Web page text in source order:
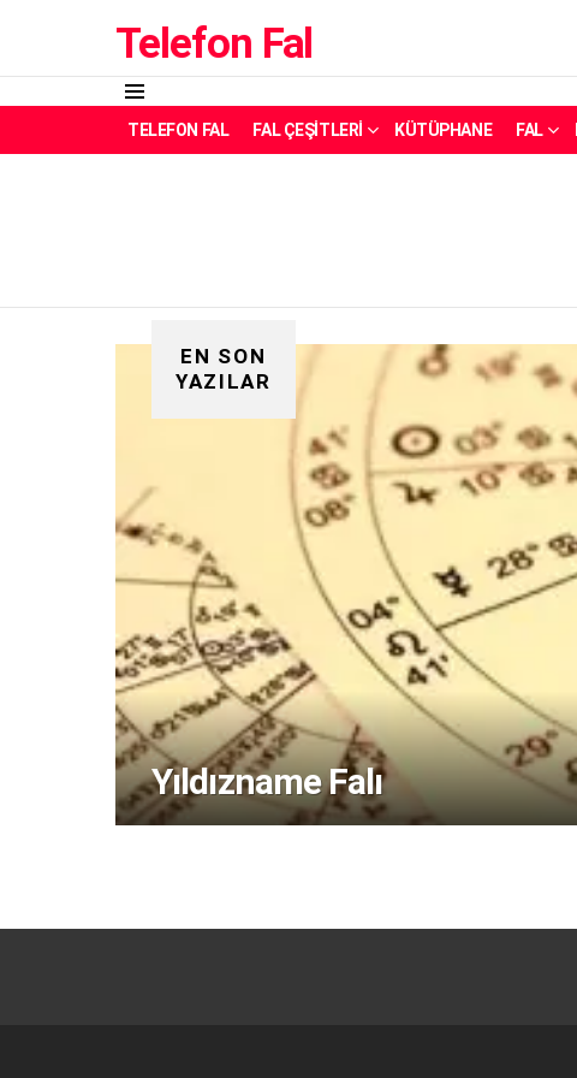
Telefon Fal
Menü
TELEFON FAL FAL ÇEŞITLERI KÜTÜPHANE FAL
EN SON
YAZILAR
Yıldızname Falı